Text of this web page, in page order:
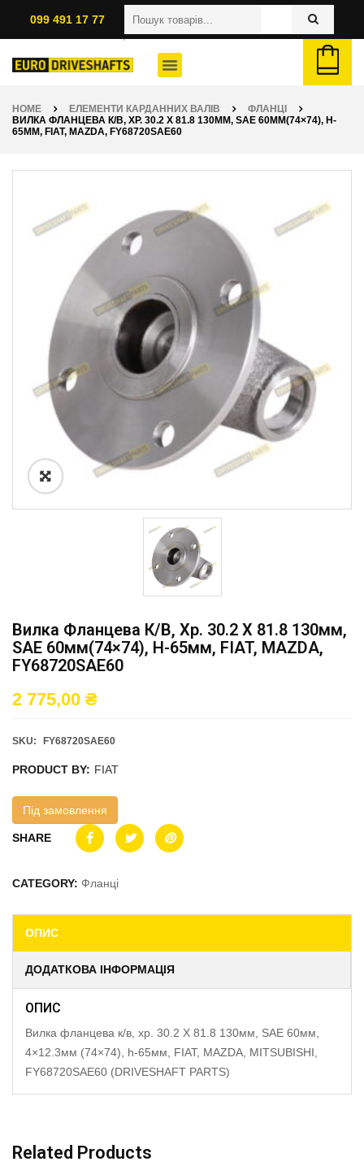
099 491 17 77
HOME ЕЛЕМЕНТИ КАРДАННИХ ВАЛІВ
ФЛАНЦІ
ВИЛКА ФЛАНЦЕВА К/В, ХР. 30.2 X 81.8 130ММ, SAE 60ММ(74×74), H-
65ММ, FIAT, MAZDA, FY68720SAE60
Вилка Фланцева К/в, Хр. 30.2 X 81.8 130мм,
SAE 60мм(74×74), H-65мм, FIAT, MAZDA,
FY68720SAE60
2 775,00 ₴
SKU: FY68720SAE60
PRODUCT BY: FIAT
Під замовлення
SHARE
CATEGORY: Фланці
ОПИС
ДОДАТКОВА ІНФОРМАЦІЯ
ОПИС
Вилка фланцева к/в, хр. 30.2 X 81.8 130мм, SAE 60мм,
4×12.3мм (74×74), h-65мм, FIAT, MAZDA, MITSUBISHI,
FY68720SAE60 (DRIVESHAFT PARTS)
Related Products